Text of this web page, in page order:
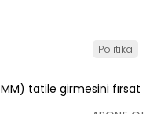
Politika